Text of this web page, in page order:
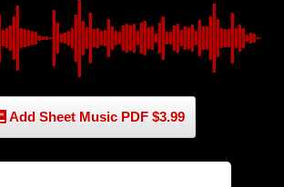
Add Sheet Music PDF $3.99